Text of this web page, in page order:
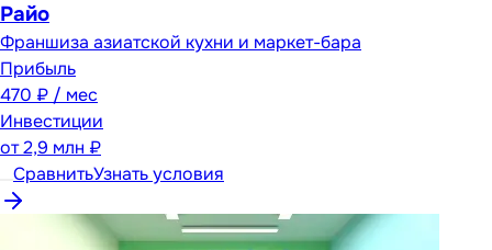
Райо
Франшиза азиатской кухни и маркет-бара
Прибыль
470 ₽ / мес
Инвестиции
от2,9 млн ₽
СравнитьУзнать условия